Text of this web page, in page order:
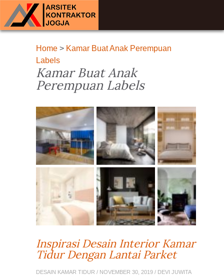
Home> Kamar Buat Anak Perempuan
Labels
Kamar Buat Anak
Perempuan Labels
Inspirasi Desain Interior Kamar
Tidur Dengan Lantai Parket
DESAIN KAMAR TIDUR / NOVEMBER 30, 2019 / DEVI JUWITA